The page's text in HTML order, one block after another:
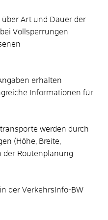
Art und Dauer der
Vollsperrungen
erhalten
Informationen für
werden durch
(Höhe, Breite,
der Routenplanung
der VerkehrsInfo-BW